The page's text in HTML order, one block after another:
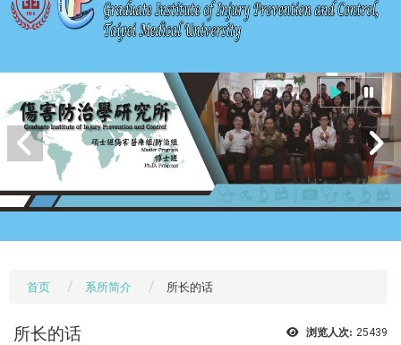
首页 系所简介 所长的话
浏览人次: 25439
所长的话